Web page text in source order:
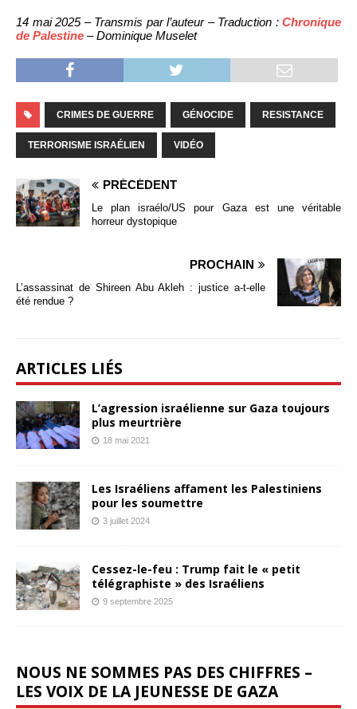
14 mai 2025 – Transmis par l’auteur – Traduction : Chronique
de Palestine – Dominique Muselet
CRIMES DE GUERRE GÉNOCIDE RESISTANCE
TERRORISME ISRAÉLIEN VIDÉO
PRÉCÉDENT
Le plan israélo/US pour Gaza est une véritable
horreur dystopique
PROCHAIN
L’assassinat de Shireen Abu Akleh : justice a-t-elle
été rendue ?
ARTICLES LIÉS
L’agression israélienne sur Gaza toujours
plus meurtrière
18 mai 2021
Les Israéliens affament les Palestiniens
pour les soumettre
3 juillet 2024
Cessez-le-feu : Trump fait le « petit
télégraphiste » des Israéliens
9 septembre 2025
NOUS NE SOMMES PAS DES CHIFFRES –
LES VOIX DE LA JEUNESSE DE GAZA